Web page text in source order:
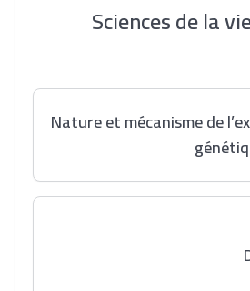
Sciences de la
Nature et mécanisme de